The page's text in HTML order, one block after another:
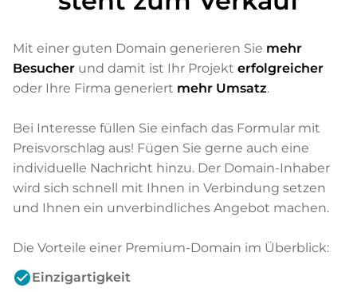
Mit einer guten Domain generieren Sie mehr
Besucher und damit ist Ihr Projekt erfolgreicher
oder Ihre Firma generiert mehr Umsatz.
Bei Interesse füllen Sie einfach das Formular mit
Preisvorschlag aus! Fügen Sie gerne auch eine
individuelle Nachricht hinzu. Der Domain-Inhaber
wird sich schnell mit Ihnen in Verbindung setzen
und Ihnen ein unverbindliches Angebot machen.
Die Vorteile einer Premium-Domain im Überblick:
check_circleEinzigartigkeit